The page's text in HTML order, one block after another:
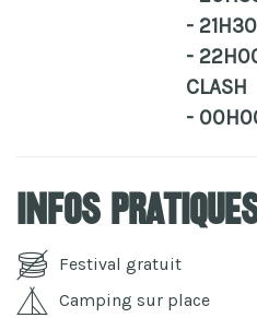
-
-
CLASH
-
Infos
Festival gratuit
Camping sur place